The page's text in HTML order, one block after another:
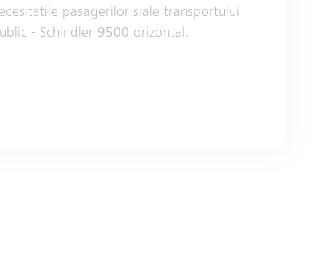
pasagerilor siale transportului
- Schindler 9500 orizontal.